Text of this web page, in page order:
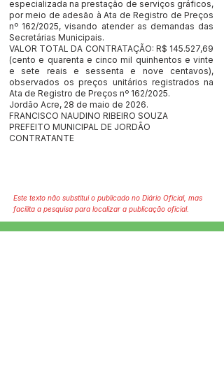
especializada na prestação de serviços gráficos,
por meio de adesão à Ata de Registro de Preços
nº 162/2025, visando atender as demandas das
Secretárias Municipais.
VALOR TOTAL DA CONTRATAÇÃO: R$ 145.527,69
(cento e quarenta e cinco mil quinhentos e vinte
e sete reais e sessenta e nove centavos),
observados os preços unitários registrados na
Ata de Registro de Preços nº 162/2025.
Jordão Acre, 28 de maio de 2026.
FRANCISCO NAUDINO RIBEIRO SOUZA
PREFEITO MUNICIPAL DE JORDÃO
CONTRATANTE
Este texto não substitui o publicado no Diário Oficial, mas
facilita a pesquisa para localizar a publicação oficial.